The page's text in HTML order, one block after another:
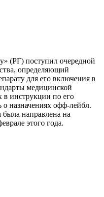
(РГ) поступил очередной
определяющий
для его включения в
медицинской
инструкции по его
назначениях офф-лейбл.
направлена на
этого года.